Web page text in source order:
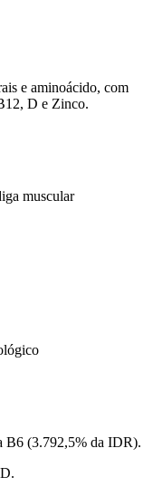
e aminoácido, com
D e Zinco.
muscular
B6 (3.792,5% da IDR).